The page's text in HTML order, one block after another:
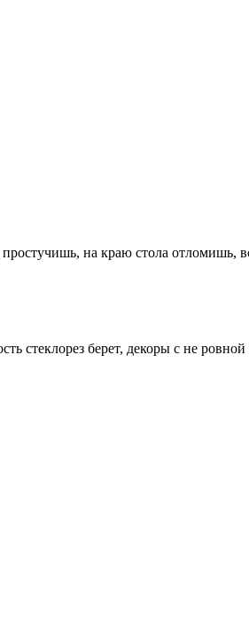
на краю стола отломишь,
стеклорез берет, декоры с не